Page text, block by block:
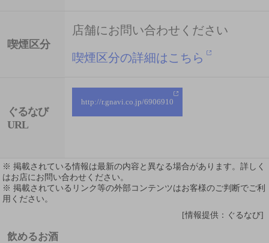
喫煙区分
店舗にお問い合わせください
喫煙区分の詳細はこちら
ぐるなび
URL
http://r.gnavi.co.jp/6906910
※ 掲載されている情報は最新の内容と異なる場合があります。詳しく
はお店にお問い合わせください。
※ 掲載されているリンク等の外部コンテンツはお客様のご判断でご利
用ください。
[情報提供：ぐるなび]
飲めるお酒